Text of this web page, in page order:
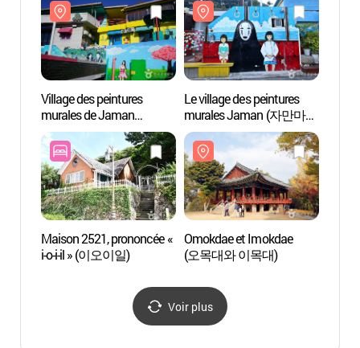
Village des peintures
murales de Jaman
(자만벽화마을 -
외국어사이트용)
Le village des peintures
murales Jaman (자만마을
벽화갤러리)
Maison 2521, prononcée «
i-o-i-il » (이오이일)
Omokdae et Imokdae
(오목대와 이목대)
Voir plus